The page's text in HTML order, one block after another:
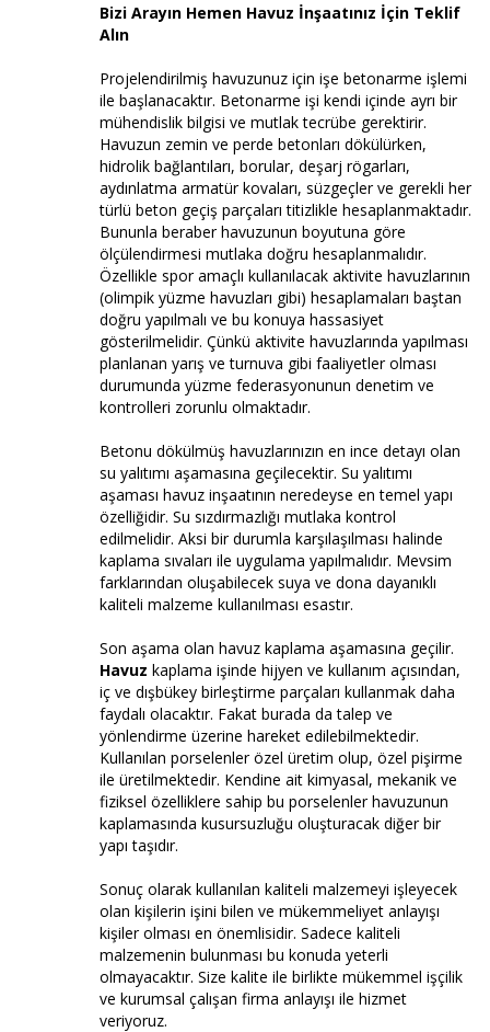
Bizi Arayın Hemen Havuz İnşaatınız İçin Teklif
Alın
Projelendirilmiş havuzunuz için işe betonarme işlemi
ile başlanacaktır. Betonarme işi kendi içinde ayrı bir
mühendislik bilgisi ve mutlak tecrübe gerektirir.
Havuzun zemin ve perde betonları dökülürken,
hidrolik bağlantıları, borular, deşarj rögarları,
aydınlatma armatür kovaları, süzgeçler ve gerekli her
türlü beton geçiş parçaları titizlikle hesaplanmaktadır.
Bununla beraber havuzunun boyutuna göre
ölçülendirmesi mutlaka doğru hesaplanmalıdır.
Özellikle spor amaçlı kullanılacak aktivite havuzlarının
(olimpik yüzme havuzları gibi) hesaplamaları baştan
doğru yapılmalı ve bu konuya hassasiyet
gösterilmelidir. Çünkü aktivite havuzlarında yapılması
planlanan yarış ve turnuva gibi faaliyetler olması
durumunda yüzme federasyonunun denetim ve
kontrolleri zorunlu olmaktadır.
Betonu dökülmüş havuzlarınızın en ince detayı olan
su yalıtımı aşamasına geçilecektir. Su yalıtımı
aşaması havuz inşaatının neredeyse en temel yapı
özelliğidir. Su sızdırmazlığı mutlaka kontrol
edilmelidir. Aksi bir durumla karşılaşılması halinde
kaplama sıvaları ile uygulama yapılmalıdır. Mevsim
farklarından oluşabilecek suya ve dona dayanıklı
kaliteli malzeme kullanılması esastır.
Son aşama olan havuz kaplama aşamasına geçilir.
Havuz kaplama işinde hijyen ve kullanım açısından,
iç ve dışbükey birleştirme parçaları kullanmak daha
faydalı olacaktır. Fakat burada da talep ve
yönlendirme üzerine hareket edilebilmektedir.
Kullanılan porselenler özel üretim olup, özel pişirme
ile üretilmektedir. Kendine ait kimyasal, mekanik ve
fiziksel özelliklere sahip bu porselenler havuzunun
kaplamasında kusursuzluğu oluşturacak diğer bir
yapı taşıdır.
Sonuç olarak kullanılan kaliteli malzemeyi işleyecek
olan kişilerin işini bilen ve mükemmeliyet anlayışı
kişiler olması en önemlisidir. Sadece kaliteli
malzemenin bulunması bu konuda yeterli
olmayacaktır. Size kalite ile birlikte mükemmel işçilik
ve kurumsal çalışan firma anlayışı ile hizmet
veriyoruz.